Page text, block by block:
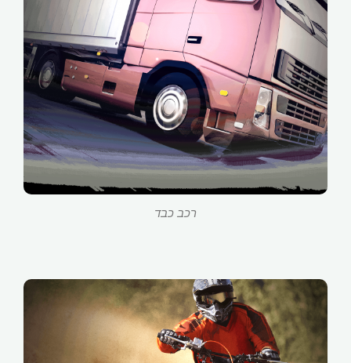
רכב כבד